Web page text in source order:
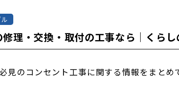
理・交換・取付の工事なら｜くらし
見のコンセント工事に関する情報をまとめ